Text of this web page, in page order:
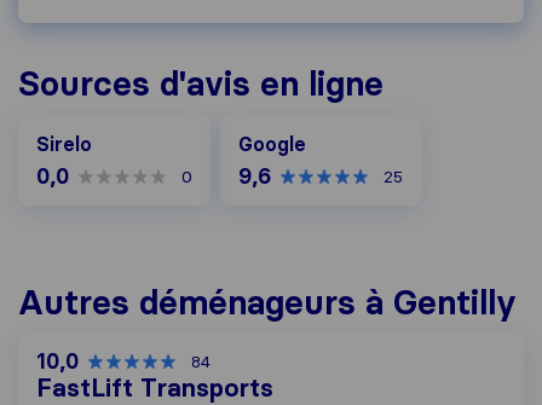
Sources d'avis en ligne
Sirelo
0,0 0
Google
9,6 25
Autres déménageurs à Gentilly
10,0 84
FastLift Transports